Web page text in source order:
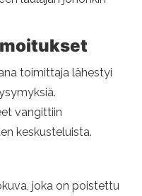
toimittaja lähestyi
vangittiin
keskusteluista.
joka on poistettu